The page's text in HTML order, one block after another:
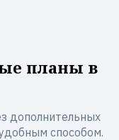
планы в
дополнительных
способом.